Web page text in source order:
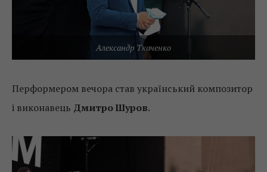
Александр Ткаченко
Перформером вечора став український композитор
і виконавець Дмитро Шуров.